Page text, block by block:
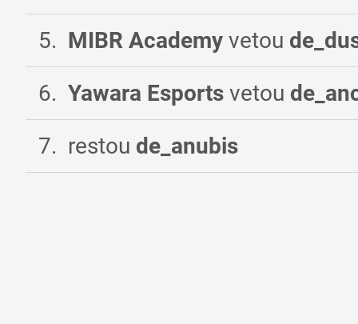
5. MIBR Academy vetou
6. Yawara Esports vetou
7. restou de_anubis